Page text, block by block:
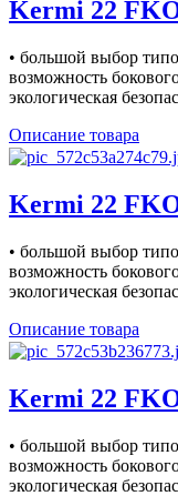
Kermi 22
• большой выбор
возможность
экологическая
Описание товара
Kermi 22
• большой выбор
возможность
экологическая
Описание товара
Kermi 22
• большой выбор
возможность
экологическая